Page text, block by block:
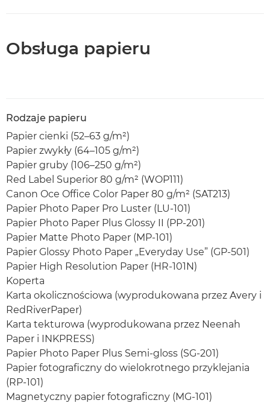
Obsługa papieru
Rodzaje papieru
Papier cienki (52–63 g/m²)
Papier zwykły (64–105 g/m²)
Papier gruby (106–250 g/m²)
Red Label Superior 80 g/m² (WOP111)
Canon Oce Office Color Paper 80 g/m² (SAT213)
Papier Photo Paper Pro Luster (LU-101)
Papier Photo Paper Plus Glossy II (PP-201)
Papier Matte Photo Paper (MP-101)
Papier Glossy Photo Paper „Everyday Use” (GP-501)
Papier High Resolution Paper (HR-101N)
Koperta
Karta okolicznościowa (wyprodukowana przez Avery i
RedRiverPaper)
Karta tekturowa (wyprodukowana przez Neenah
Paper i INKPRESS)
Papier Photo Paper Plus Semi-gloss (SG-201)
Papier fotograficzny do wielokrotnego przyklejania
(RP-101)
Magnetyczny papier fotograficzny (MG-101)